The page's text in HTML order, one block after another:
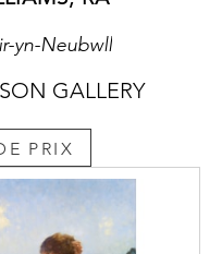
yn-Neubwll
GALLERY
PRIX